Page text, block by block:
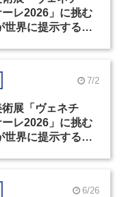
レ2026」に挑む
界に提示する美
7/2
展「ヴェネチ
レ2026」に挑む
界に提示する美
6/26